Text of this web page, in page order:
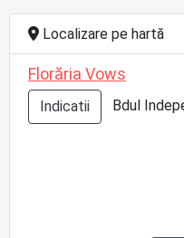
Localizare pe hartă
Florăria Vows
Indicatii Bdul